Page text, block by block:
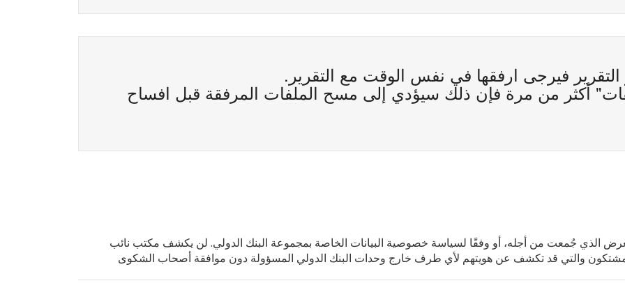
فيرجى ارفقها في نفس الوقت مع التقرير.
أكثر من مرة فإن ذلك سيؤدي إلى مسح الملفات المرفقة قبل افساح
الذي جُمعت من أجله، أو وفقًا لسياسة خصوصية البيانات الخاصة بمجموعة البنك الدولي. لن يكشف مكتب نائب